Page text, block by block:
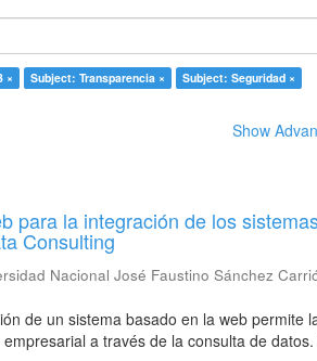
× Subject: Transparencia ×
Subject: Seguridad ×
Show
para la integración de los
Consulting
Nacional José Faustino Sánchez
de un sistema basado en la web permite
a través de la consulta de